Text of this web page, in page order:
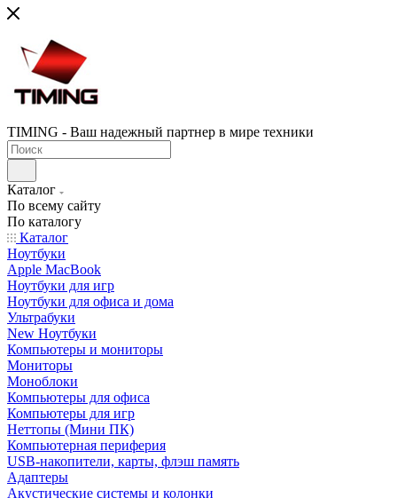
TIMING - Ваш надежный партнер в мире техники
Каталог
По всему сайту
По каталогу
Каталог
Ноутбуки
Apple MacBook
Ноутбуки для игр
Ноутбуки для офиса и дома
Ультрабуки
New Ноутбуки
Компьютеры и мониторы
Мониторы
Моноблоки
Компьютеры для офиса
Компьютеры для игр
Неттопы (Мини ПК)
Компьютерная периферия
USB-накопители, карты, флэш память
Адаптеры
Акустические системы и колонки